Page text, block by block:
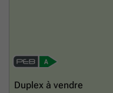
Duplex à vendre